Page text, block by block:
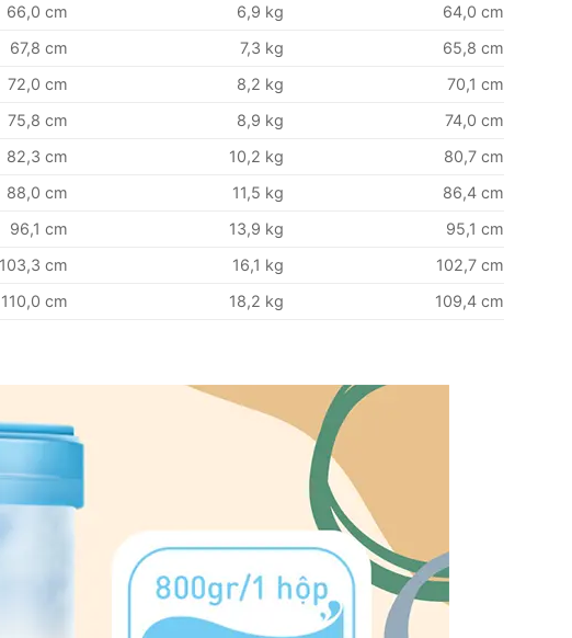
66,0 cm 6,9 kg
64,0 cm
67,8 cm 7,3 kg
65,8 cm
72,0 cm 8,2 kg
70,1 cm
75,8 cm 8,9 kg
74,0 cm
82,3 cm 10,2 kg
80,7 cm
88,0 cm 11,5 kg
86,4 cm
96,1 cm 13,9 kg
95,1 cm
103,3 cm 16,1 kg
102,7 cm
110,0 cm 18,2 kg 109,4 cm